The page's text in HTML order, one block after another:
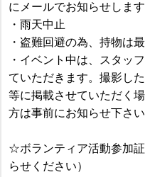
にメールでお知らせします
・雨天中止
・盗難回避の為、持物は
・イベント中は、スタッ
ていただきます。撮影し
等に掲載させていただく
方は事前にお知らせ下さい
☆ボランティア活動参加
らせください）